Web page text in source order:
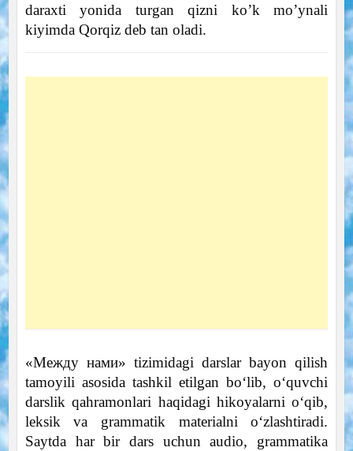
daraxti yonida turgan qizni ko’k mo’ynali
kiyimda Qorqiz deb tan oladi.
«Между нами» tizimidagi darslar bayon qilish
tamoyili asosida tashkil etilgan bo‘lib, o‘quvchi
darslik qahramonlari haqidagi hikoyalarni o‘qib,
leksik va grammatik materialni o‘zlashtiradi.
Saytda har bir dars uchun audio, grammatika